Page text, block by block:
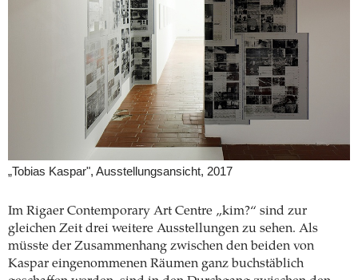
„Tobias Kaspar", Ausstellungsansicht, 2017
Im Rigaer Contemporary Art Centre „kim?“ sind zur
gleichen Zeit drei weitere Ausstellungen zu sehen. Als
müsste der Zusammenhang zwischen den beiden von
Kaspar eingenommenen Räumen ganz buchstäblich